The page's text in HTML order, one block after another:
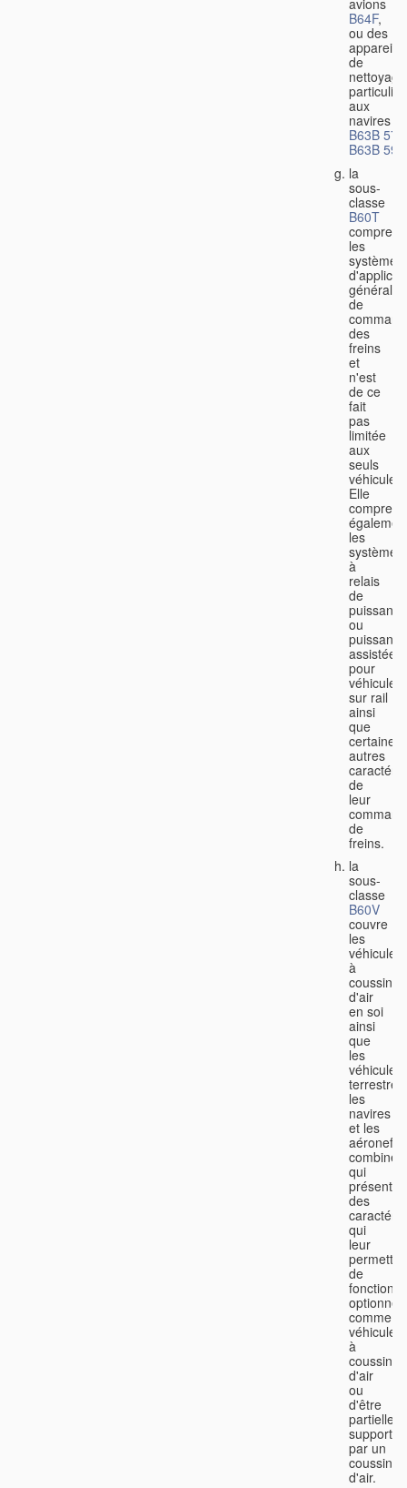
B64F,
ou des
appareils
de
nettoyage
aux
navires
B63B 57/
B63B 59/
la
sous-
classe
B60T
comprend
les
systèmes
générale
de
des
freins
et
n'est
de ce
fait
pas
limitée
aux
seuls
véhicules.
Elle
comprend
les
systèmes
à
relais
de
puissance
ou
puissance
assistée
pour
véhicules
sur rail
ainsi
que
certaines
autres
de
leur
de
freins.
la
sous-
classe
B60V
couvre
les
véhicules
à
coussin
d'air
en soi
ainsi
que
les
véhicules
terrestres,
les
navires
et les
aéronefs
combinés
qui
des
qui
leur
de
comme
véhicules
à
coussin
d'air
ou
d'être
supportés
par un
coussin
d'air.